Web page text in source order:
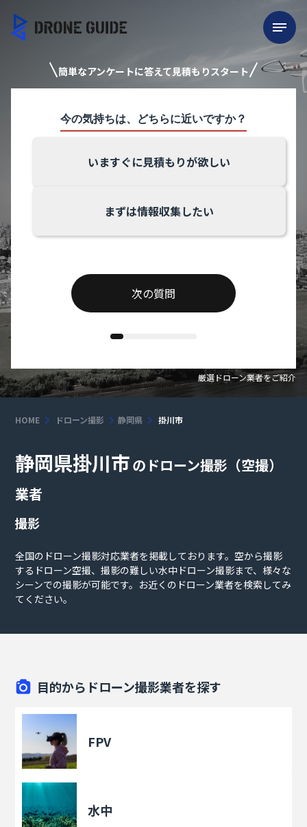
簡単なアンケートに答えて見積もりスタート
今の気持ちは、どちらに近いですか？
いますぐに見積もりが欲しい
まずは情報収集したい
次の質問
厳選ドローン業者をご紹介
HOME ドローン撮影 静岡県 掛川市
静岡県掛川市のドローン撮影（空撮）
業者
撮影
全国のドローン撮影対応業者を掲載しております。空から撮影
するドローン空撮、撮影の難しい水中ドローン撮影まで、様々な
シーンでの撮影が可能です。お近くのドローン業者を検索してみ
てください。
目的からドローン撮影業者を探す
FPV
水中